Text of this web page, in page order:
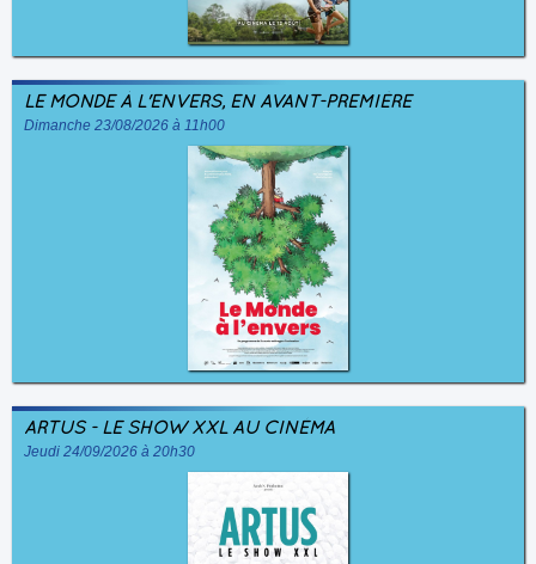
LE MONDE À L'ENVERS, EN AVANT-PREMIÈRE
Dimanche 23/08/2026 à 11h00
ARTUS - LE SHOW XXL AU CINÉMA
Jeudi 24/09/2026 à 20h30